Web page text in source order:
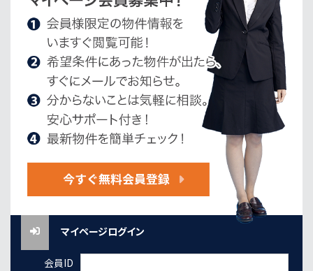
マイページログイン
会員ID